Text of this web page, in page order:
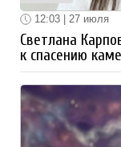
12:03 | 27 июля
Светлана
к спасению